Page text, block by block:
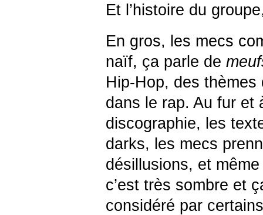
Et l’histoire du
En gros, les mecs
naïf, ça parle de
Hip-Hop, des thèmes
dans le rap. Au fur et
discographie, les
darks, les mecs
désillusions, et
c’est très sombre et
considéré par